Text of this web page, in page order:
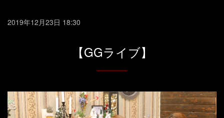
2019年12月23日 18:30
【GGライブ】